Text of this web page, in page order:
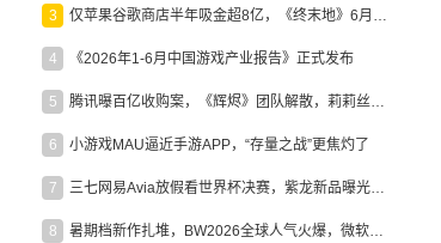
3 仅苹果谷歌商店半年吸金超8亿，《终末地》6月份收入显著回暖
4 《2026年1-6月中国游戏产业报告》正式发布
5 腾讯曝百亿收购案，《辉烬》团队解散，莉莉丝新作曝光｜陀螺周报
6 小游戏MAU逼近手游APP，“存量之战”更焦灼了
7 三七网易Avia放假看世界杯决赛，紫龙新品曝光，米哈游新作上线 | 陀螺周报
8 暑期档新作扎堆，BW2026全球人气火爆，微软XBOX大裁员|陀螺周报